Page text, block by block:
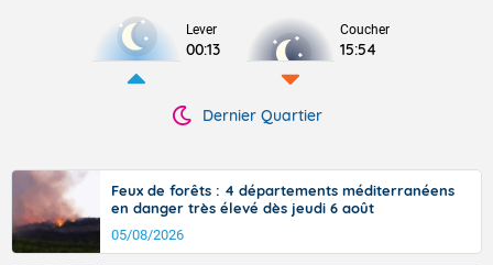
Lever
00:13
Coucher
15:54
Dernier Quartier
Feux de forêts : 4 départements méditerranéens
en danger très élevé dès jeudi 6 août
05/08/2026